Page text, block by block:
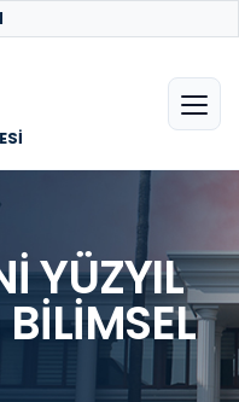
YÜZYIL